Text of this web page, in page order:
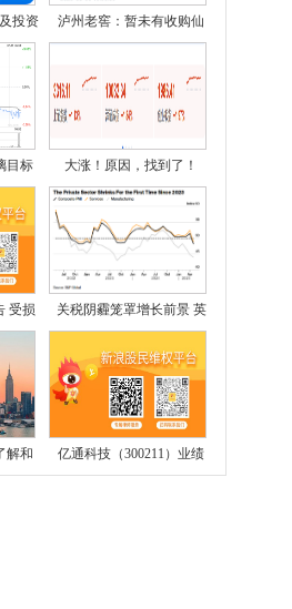
投资 泸州老窖：暂未有收购仙
目标 大涨！原因，找到了！
受损 关税阴霾笼罩增长前景 英
解和
亿通科技（300211）业绩